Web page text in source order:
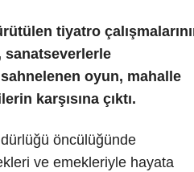
tiyatro
sanatseverlerle
oyun, mahalle
karşısına çıktı.
öncülüğünde
ve emekleriyle hayata